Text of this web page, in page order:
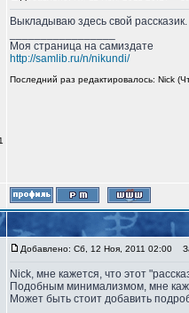
Выкладываю здесь свой рассказик.
Моя страница на самиздате
http://samlib.ru/n/nikundi/
Последний раз редактировалось: Nick
Добавлено: Сб, 12 Ноя, 2011 02:00
Nick, мне кажется, что этот
Подобным минимализмом, мне
Может быть стоит добавить